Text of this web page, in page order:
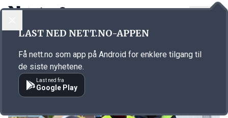
Emne: Ulstein Verft
LAST NED NETT.NO-APPEN
Få nett.no som app på Android for enklere tilgang til
de siste nyhetene.
Last ned fra
Google Play